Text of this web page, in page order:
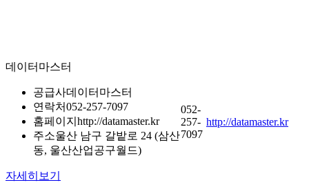
데이터마스터
공급사데이터마스터
연락처052-257-7097
홈페이지 http://datamaster.kr
주소울산 남구 갈밭로 24 (삼산
동, 울산산업공구월드)
자세히보기
052-
257-
7097
http://datamaster.kr